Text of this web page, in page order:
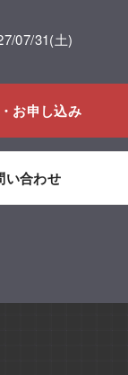
07/31(土)
お申し込み
い合わせ